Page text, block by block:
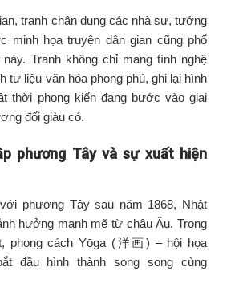
tranh chân dung các nhà sư, tướng
minh họa truyện dân gian cũng phổ
Tranh không chỉ mang tính nghệ
tư liệu văn hóa phong phú, ghi lại hình
thời phong kiến đang bước vào giai
đối giàu có.
phương Tây và sự xuất hiện
phương Tây sau năm 1868, Nhật
hưởng mạnh mẽ từ châu Âu. Trong
phong cách Yōga (洋画) – hội họa
đầu hình thành song song cùng